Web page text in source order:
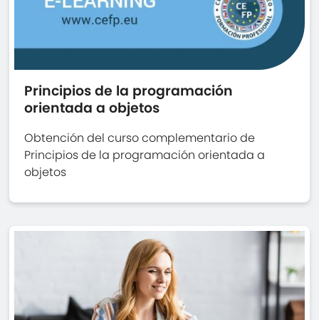
Principios de la programación
orientada a objetos
Obtención del curso complementario de
Principios de la programación orientada a
objetos